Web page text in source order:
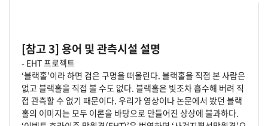
[참고 3] 용어 및 관측시설 설명
- EHT 프로젝트
‘블랙홀’이라 하면 검은 구멍을 떠올린다. 블랙홀을 직접 본 사람은
없고 블랙홀을 직접 볼 수도 없다. 블랙홀은 빛조차 흡수해 버려 직
접 관측할 수 없기 때문이다. 우리가 영상이나 논문에서 봤던 블랙
홀의 이미지는 모두 이론을 바탕으로 만들어진 상상에 불과하다.